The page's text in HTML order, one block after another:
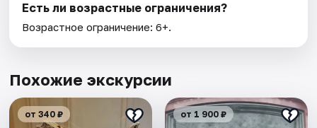
Есть ли возрастные ограничения?
Возрастное ограничение: 6+.
Похожие экскурсии
от 340 ₽ от 1 900 ₽